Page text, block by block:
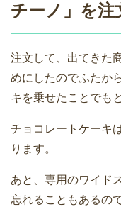
チーノ」を注
注文して、出てきた
めにしたのでふたか
キを乗せたことでも
チョコレートケーキ
ります。
あと、専用のワイド
忘れることもあるの